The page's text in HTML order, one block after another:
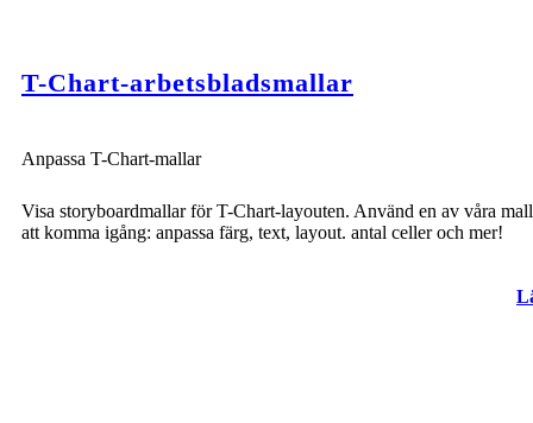
T-Chart-arbetsbladsmallar
Anpassa T-Chart-mallar
Visa storyboardmallar för T-Chart-layouten. Använd en av våra
att komma igång: anpassa färg, text, layout. antal celler och mer!